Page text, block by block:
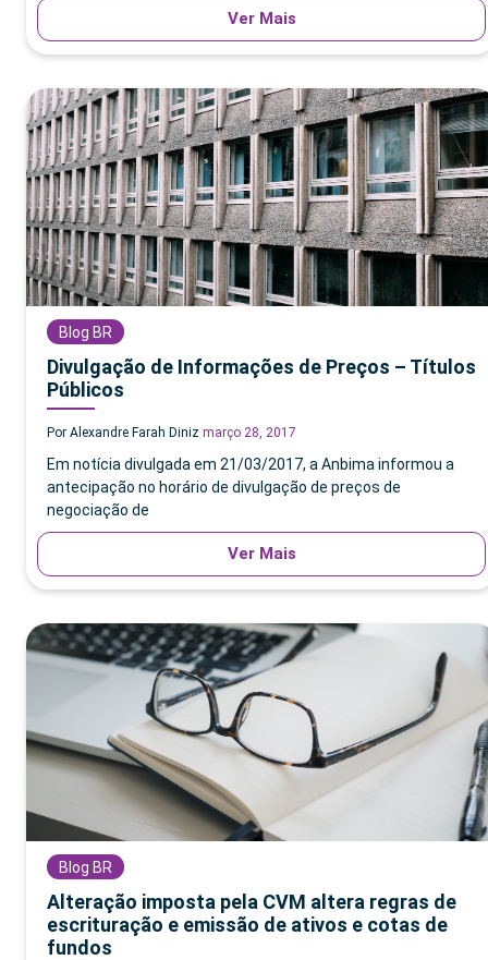
Ver Mais
Blog BR
Divulgação de Informações de Preços – Títulos
Públicos
Por Alexandre Farah Diniz março 28, 2017
Em notícia divulgada em 21/03/2017, a Anbima informou a
antecipação no horário de divulgação de preços de
negociação de
Ver Mais
Blog BR
Alteração imposta pela CVM altera regras de
escrituração e emissão de ativos e cotas de
fundos